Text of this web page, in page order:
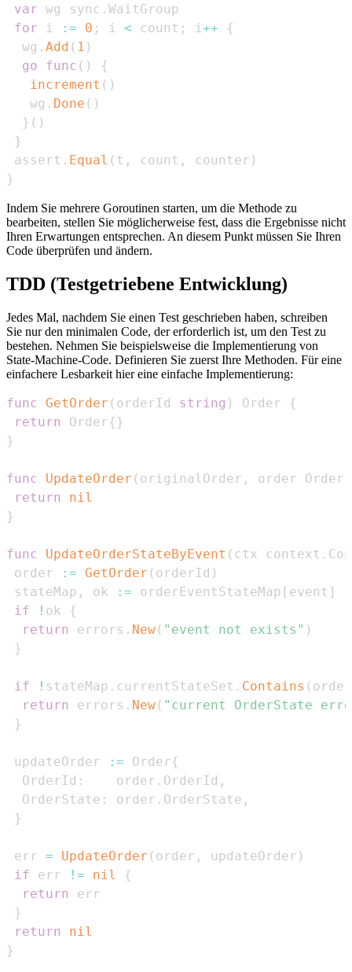
var wg sync .
for i := 0 ; i < count ; i++
{
  wg
. Add ( 1 )
go
func ( )
{
increment ( )
   wg
. Done ( )
} ( )
}
assert . Equal ( t , count , counter )
}
Indem Sie mehrere Goroutinen starten, um die Methode zu
bearbeiten, stellen Sie möglicherweise fest, dass die Ergebnisse nicht
Ihren Erwartungen entsprechen. An diesem Punkt müssen Sie Ihren
Code überprüfen und ändern.
TDD (Testgetriebene Entwicklung)
Jedes Mal, nachdem Sie einen Test geschrieben haben, schreiben
Sie nur den minimalen Code, der erforderlich ist, um den Test zu
bestehen. Nehmen Sie beispielsweise die Implementierung von
State-Machine-Code. Definieren Sie zuerst Ihre Methoden. Für eine
einfachere Lesbarkeit hier eine einfache Implementierung:
func GetOrder ( orderId string ) Order
{
return
Order{ }
}
func UpdateOrder ( originalOrder , order Order
return
nil
}
func UpdateOrderStateByEvent ( ctx context .
order
:= GetOrder ( orderId )
stateMap , ok := orderEventStateMap [ event ]
if
! ok
{
return
errors . New( "event not exists" )
}
if ! stateMap . currentStateSet . Contains ( order
return
errors . New( "current OrderState
}
updateOrder := Order{
  OrderId
:
    order
. OrderId ,
  OrderState
: order . OrderState ,
}
err = UpdateOrder ( order , updateOrder )
if err != nil
{
return
}
return
nil
}